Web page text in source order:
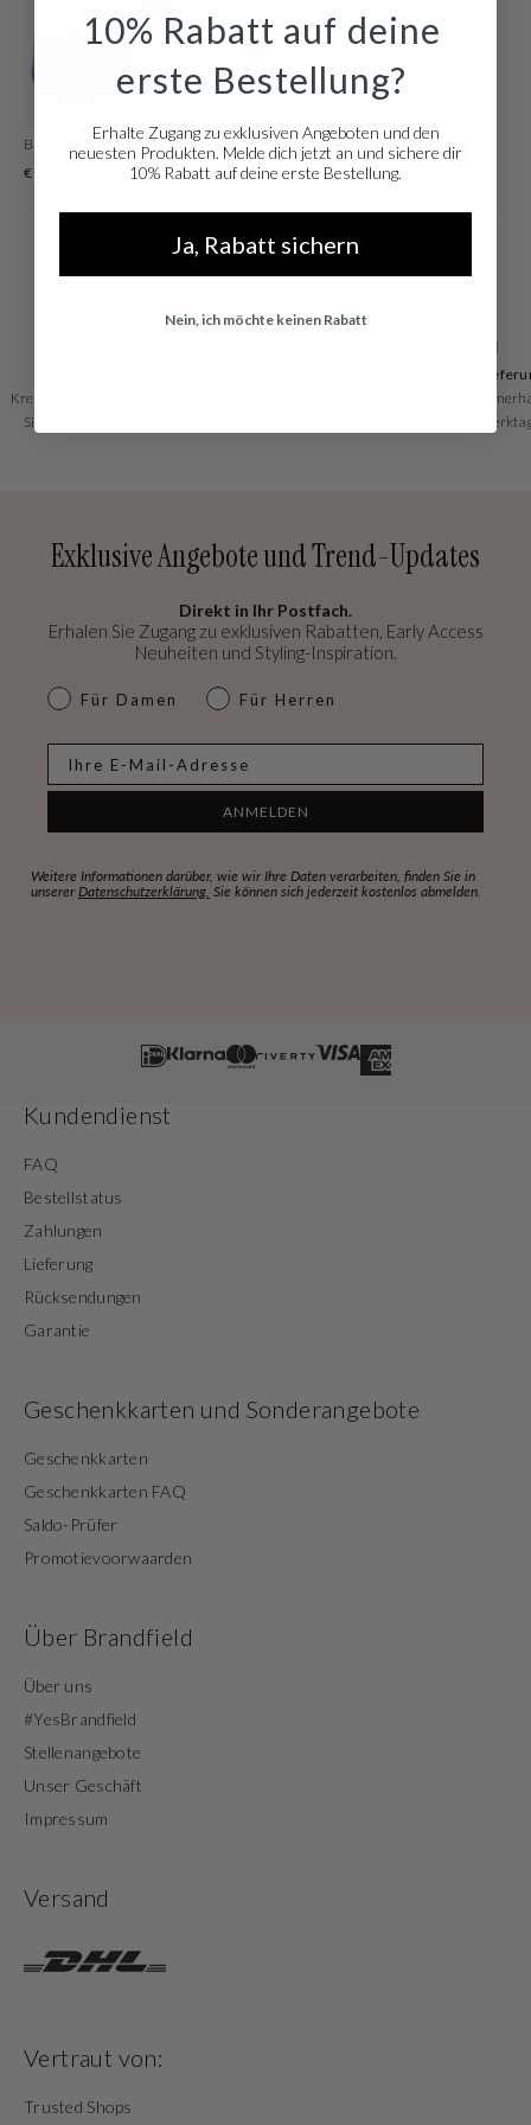
Brandfield Watchtool Zum Einstellen Der Armbandlänge
€ 2,95
Luxe Silberfarbene Watchtool
€ 19,96
Basierend auf über 1700
Kostenloser
An DHL
€50
Exklusive Angebote und Trend-Updates
Direkt in Ihr Postfach.
Erhalen Sie Zugang zu exklusiven Rabatten, Early Access
Neuheiten und Styling-Inspiration.
dames & heren
Für Damen Für Herren
ANMELDEN
Weitere Informationen darüber, wie wir Ihre Daten verarbeiten, finden Sie in
unserer Datenschutzerklärung. Sie können sich jederzeit kostenlos abmelden.
Kundendienst
FAQ
Bestellstatus
Zahlungen
Lieferung
Rücksendungen
Garantie
Geschenkkarten und Sonderangebote
Geschenkkarten
Geschenkkarten FAQ
Saldo-Prüfer
Promotievoorwaarden
Über Brandfield
Über uns
#YesBrandfield
Stellenangebote
Unser Geschäft
Impressum
Versand
Vertraut von:
Trusted Shops
10% Rabatt auf deine
erste Bestellung?
Erhalte Zugang zu exklusiven Angeboten und den
neuesten Produkten. Melde dich jetzt an und sichere dir
10% Rabatt auf deine erste Bestellung.
Ja, Rabatt sichern
Nein, ich möchte keinen Rabatt